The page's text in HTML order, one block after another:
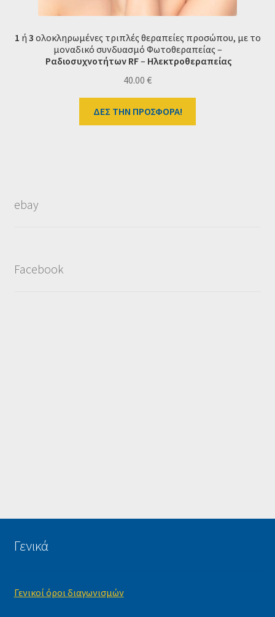
1 ή 3 ολοκληρωμένες τριπλές θεραπείες προσώπου, με το
μοναδικό συνδυασμό Φωτοθεραπείας –
Ραδιοσυχνοτήτων RF– Ηλεκτροθεραπείας
40.00 €
ΔΕΣ ΤΗΝ ΠΡΟΣΦΟΡΑ!
ebay
Facebook
Γενικά
Γενικοί όροι διαγωνισμών